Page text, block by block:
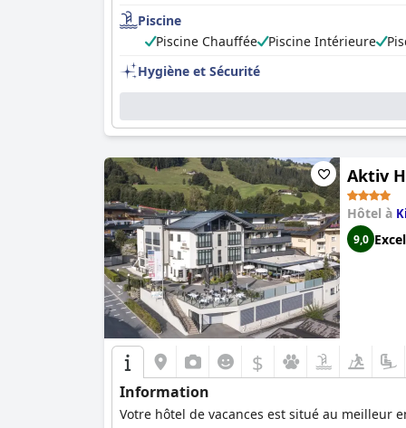
Piscine
Piscine Chauffée
Piscine Intérieure
Hygiène et Sécurité
Aktiv
Hôtel à
9,0
$
Information
Votre hôtel de vacances est situé au meilleur